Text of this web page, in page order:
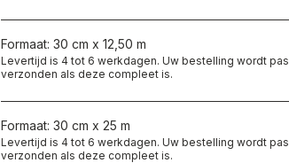
Formaat: 30 cm x 12,50 m
Levertijd is 4 tot 6 werkdagen. Uw bestelling wordt pas
verzonden als deze compleet is.
Formaat: 30 cm x 25 m
Levertijd is 4 tot 6 werkdagen. Uw bestelling wordt pas
verzonden als deze compleet is.